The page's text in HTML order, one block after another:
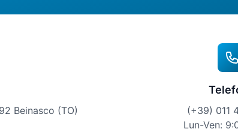
Beinasco (TO)
(+39) 011
Lun-Ven: